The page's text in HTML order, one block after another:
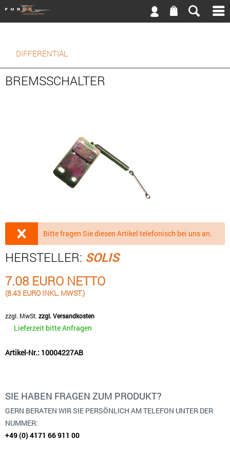
DIFFERENTIAL
BREMSSCHALTER
Bitte fragen Sie diesen Artikel telefonisch bei uns an.
HERSTELLER: SOLIS
7.08 EURO NETTO
(8.43 EURO INKL. MWST.)
zzgl. MwSt. zzgl. Versandkosten
Lieferzeit bitte Anfragen
Artikel-Nr.: 10004227AB
SIE HABEN FRAGEN ZUM PRODUKT?
GERN BERATEN WIR SIE PERSÖNLICH AM TELEFON UNTER DER
NUMMER:
+49 (0) 4171 66 911 00